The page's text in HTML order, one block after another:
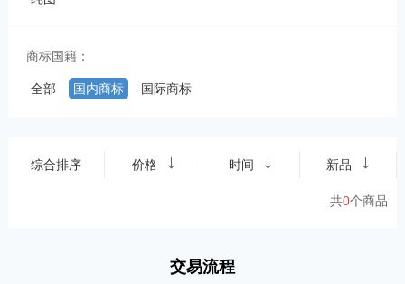
商标国籍：
全部 国内商标 国际商标
综合排序 价格 时间 新品
共0个商品
交易流程